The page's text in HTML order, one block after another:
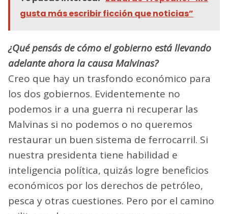
gusta más escribir ficción que noticias”
¿Qué pensás de cómo el gobierno está llevando
adelante ahora la causa Malvinas?
Creo que hay un trasfondo económico para
los dos gobiernos. Evidentemente no
podemos ir a una guerra ni recuperar las
Malvinas si no podemos o no queremos
restaurar un buen sistema de ferrocarril. Si
nuestra presidenta tiene habilidad e
inteligencia política, quizás logre beneficios
económicos por los derechos de petróleo,
pesca y otras cuestiones. Pero por el camino